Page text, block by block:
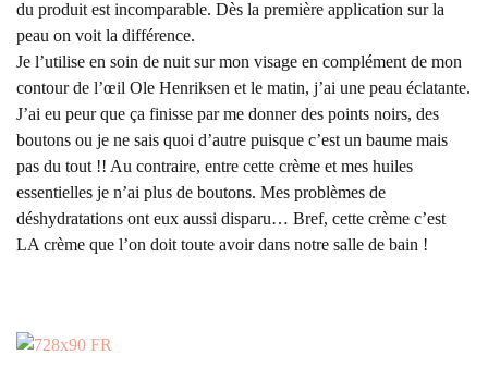
du produit est incomparable. Dès la première application sur la
peau on voit la différence.
Je l’utilise en soin de nuit sur mon visage en complément de mon
contour de l’œil Ole Henriksen et le matin, j’ai une peau éclatante.
J’ai eu peur que ça finisse par me donner des points noirs, des
boutons ou je ne sais quoi d’autre puisque c’est un baume mais
pas du tout !! Au contraire, entre cette crème et mes huiles
essentielles je n’ai plus de boutons. Mes problèmes de
déshydratations ont eux aussi disparu… Bref, cette crème c’est
LA crème que l’on doit toute avoir dans notre salle de bain !